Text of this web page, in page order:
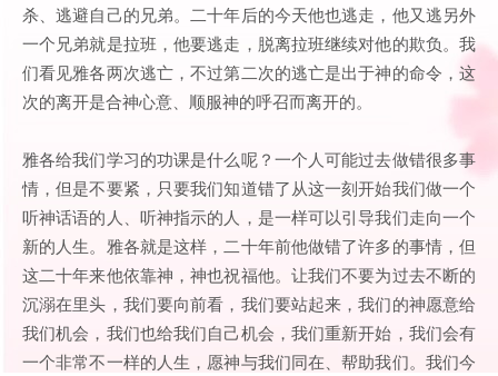
杀、逃避自己的兄弟。二十年后的今天他也逃走，他又逃另外
一个兄弟就是拉班，他要逃走，脱离拉班继续对他的欺负。我
们看见雅各两次逃亡，不过第二次的逃亡是出于神的命令，这
次的离开是合神心意、顺服神的呼召而离开的。
雅各给我们学习的功课是什么呢？一个人可能过去做错很多事
情，但是不要紧，只要我们知道错了从这一刻开始我们做一个
听神话语的人、听神指示的人，是一样可以引导我们走向一个
新的人生。雅各就是这样，二十年前他做错了许多的事情，但
这二十年来他依靠神，神也祝福他。让我们不要为过去不断的
沉溺在里头，我们要向前看，我们要站起来，我们的神愿意给
我们机会，我们也给我们自己机会，我们重新开始，我们会有
一个非常不一样的人生，愿神与我们同在、帮助我们。我们今